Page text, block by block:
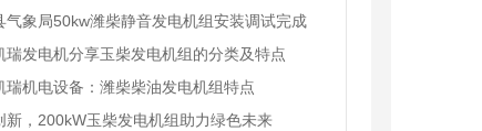
气象局50kw潍柴静音发电机组安装调试完成
瑞发电机分享玉柴发电机组的分类及特点
瑞机电设备：​潍柴柴油发电机组特点
新，200kW玉柴发电机组助力绿色未来